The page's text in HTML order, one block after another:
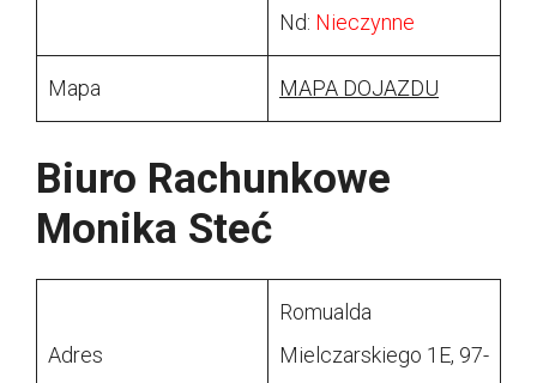
Nd: Nieczynne
Mapa MAPA DOJAZDU
Biuro Rachunkowe
Monika Steć
Adres
Romualda
Mielczarskiego 1E, 97-